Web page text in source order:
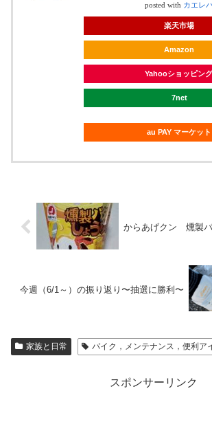
posted with カエレ
楽天市場
Amazon
Yahooショッピン
7net
au PAY マーケット
からあげクン 燻製
今週（6/1～）の振り返り〜抽選に勝利〜
家族と日常 バイク，メンテナンス，便利ア
スポンサーリンク